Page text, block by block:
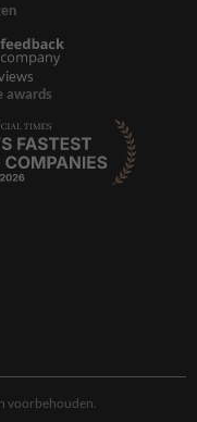
awards
voorbehouden.